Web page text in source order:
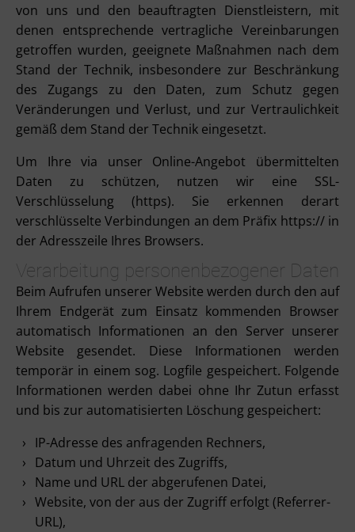
von uns und den beauftragten Dienstleistern, mit
denen entsprechende vertragliche Vereinbarungen
getroffen wurden, geeignete Maßnahmen nach dem
Stand der Technik, insbesondere zur Beschränkung
des Zugangs zu den Daten, zum Schutz gegen
Veränderungen und Verlust, und zur Vertraulichkeit
gemäß dem Stand der Technik eingesetzt.
Um Ihre via unser Online-Angebot übermittelten
Daten zu schützen, nutzen wir eine SSL-
Verschlüsselung (https). Sie erkennen derart
verschlüsselte Verbindungen an dem Präfix https:// in
der Adresszeile Ihres Browsers.
Verarbeitung personenbezogener Daten
Beim Aufrufen unserer Website werden durch den auf
Ihrem Endgerät zum Einsatz kommenden Browser
automatisch Informationen an den Server unserer
Website gesendet. Diese Informationen werden
temporär in einem sog. Logfile gespeichert. Folgende
Informationen werden dabei ohne Ihr Zutun erfasst
und bis zur automatisierten Löschung gespeichert:
IP-Adresse des anfragenden Rechners,
Datum und Uhrzeit des Zugriffs,
Name und URL der abgerufenen Datei,
Website, von der aus der Zugriff erfolgt (Referrer-
URL),